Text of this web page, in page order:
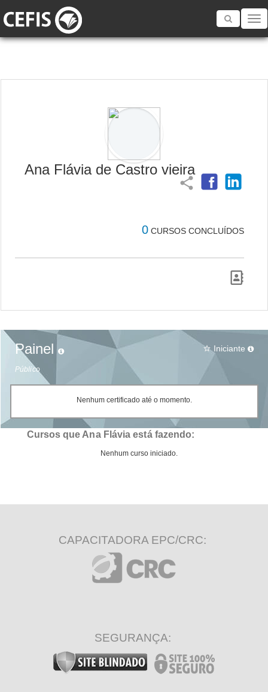
Toggle
Ana Flávia de Castro vieira
share
0 CURSOS CONCLUÍDOS
Painel
Público
star_border Iniciante
Nenhum certificado até o momento.
Cursos que Ana Flávia está fazendo:
Nenhum curso iniciado.
CAPACITADORA EPC/CRC:
SEGURANÇA: